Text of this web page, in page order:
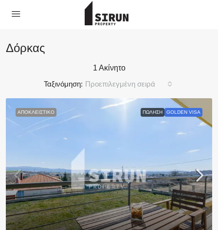
Δόρκας
1 Ακίνητο
Ταξινόμηση: Προεπιλεγμένη σειρά
ΑΠΟΚΛΕΙΣΤΙΚΌ ΠΏΛΗΣΗ GOLDEN VISA